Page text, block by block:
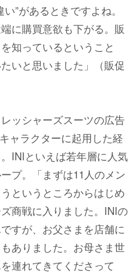
”があるときですよね。
に購買意欲も下がる。販
知っているということ
いと思いました」（販促
ッシャーズスーツの広告
ャラクターに起用した経
INIといえば若年層に人気
プ。「まずは11人のメン
というところからはじめ
商戦に入りました。INIの
すが、お父さまを店舗に
ありました。お母さま世
連れてきてくださって